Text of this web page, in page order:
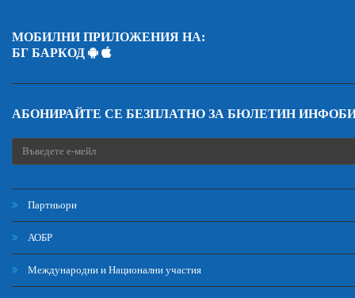
МОБИЛНИ ПРИЛОЖЕНИЯ НА:
БГ БАРКОД
АБОНИРАЙТЕ СЕ БЕЗПЛАТНО ЗА БЮЛЕТИН
Партньори
АОБР
Международни и Национални участия